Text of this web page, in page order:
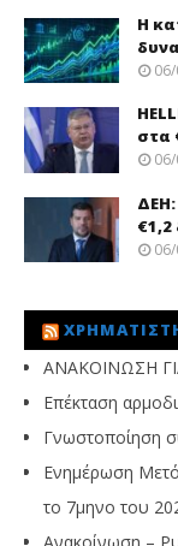
Η
στα
ΔΕΗ:
€1,2
ΑΝΑΚΟΙΝΩΣΗ
Επέκταση
Γνωστοποίηση
Ενημέρωση
το 7μηνο του